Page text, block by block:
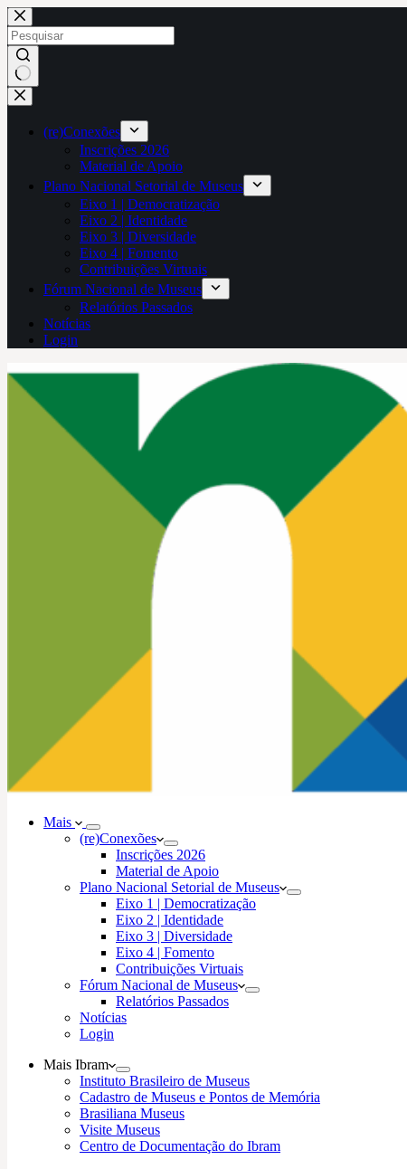
Pular
para
o
conteúdo
Sem
resultados
(re)Conexões
Inscrições 2026
Material de Apoio
Plano Nacional Setorial de Museus
Eixo 1 | Democratização
Eixo 2 | Identidade
Eixo 3 | Diversidade
Eixo 4 | Fomento
Contribuições Virtuais
Fórum Nacional de Museus
Relatórios Passados
Notícias
Login
Mais
(re)Conexões
Inscrições 2026
Material de Apoio
Plano Nacional Setorial de Museus
Eixo 1 | Democratização
Eixo 2 | Identidade
Eixo 3 | Diversidade
Eixo 4 | Fomento
Contribuições Virtuais
Fórum Nacional de Museus
Relatórios Passados
Notícias
Login
Mais Ibram
Instituto Brasileiro de Museus
Cadastro de Museus e Pontos de Memória
Brasiliana Museus
Visite Museus
Centro de Documentação do Ibram